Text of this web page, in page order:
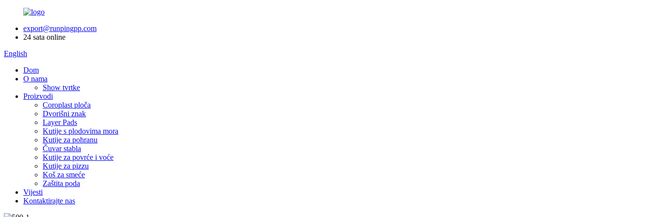
export@runpingpp.com
24 sata online
English
Dom
O nama
Show tvrtke
Proizvodi
Coroplast ploča
Dvorišni znak
Layer Pads
Kutije s plodovima mora
Kutije za pohranu
Čuvar stabla
Kutije za povrće i voće
Kutije za pizzu
Koš za smeće
Zaštita poda
Vijesti
Kontaktirajte nas